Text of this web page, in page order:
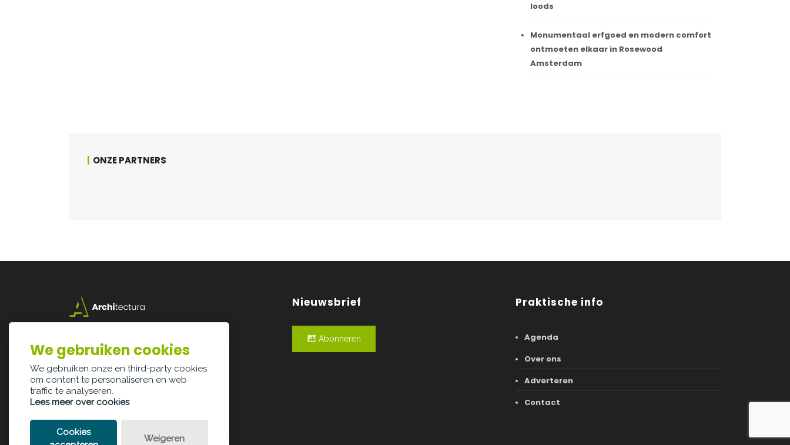
loods
Monumentaal erfgoed en modern comfort
ontmoeten elkaar in Rosewood
Amsterdam
ONZE PARTNERS
3500 Hasselt
info@architectura.be
Nieuwsbrief
Abonneren
Praktische info
Agenda
Over ons
Adverteren
Contact
We gebruiken cookies
We gebruiken onze en third-party cookies
om content te personaliseren en web
traffic te analyseren.
Lees meer over cookies
Cookies
Weigeren